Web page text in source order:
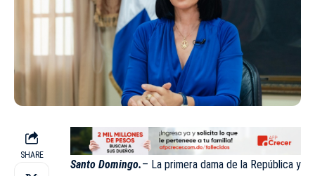
SHARE
Santo Domingo.– La primera dama de la República y